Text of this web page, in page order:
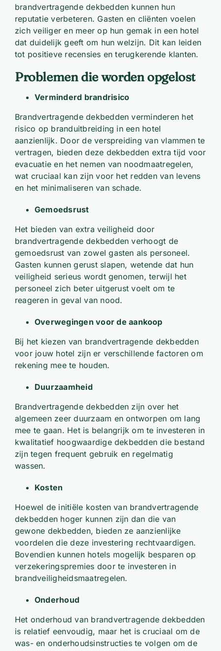
brandvertragende dekbedden kunnen hun
reputatie verbeteren. Gasten en cliënten voelen
zich veiliger en meer op hun gemak in een hotel
dat duidelijk geeft om hun welzijn. Dit kan leiden
tot positieve recensies en terugkerende klanten.
Problemen die worden opgelost
Verminderd brandrisico
Brandvertragende dekbedden verminderen het
risico op branduitbreiding in een hotel
aanzienlijk. Door de verspreiding van vlammen te
vertragen, bieden deze dekbedden extra tijd voor
evacuatie en het nemen van noodmaatregelen,
wat cruciaal kan zijn voor het redden van levens
en het minimaliseren van schade.
Gemoedsrust
Het bieden van extra veiligheid door
brandvertragende dekbedden verhoogt de
gemoedsrust van zowel gasten als personeel.
Gasten kunnen gerust slapen, wetende dat hun
veiligheid serieus wordt genomen, terwijl het
personeel zich beter uitgerust voelt om te
reageren in geval van nood.
Overwegingen voor de aankoop
Bij het kiezen van brandvertragende dekbedden
voor jouw hotel zijn er verschillende factoren om
rekening mee te houden.
Duurzaamheid
Brandvertragende dekbedden zijn over het
algemeen zeer duurzaam en ontworpen om lang
mee te gaan. Het is belangrijk om te investeren in
kwalitatief hoogwaardige dekbedden die bestand
zijn tegen frequent gebruik en regelmatig
wassen.
Kosten
Hoewel de initiële kosten van brandvertragende
dekbedden hoger kunnen zijn dan die van
gewone dekbedden, bieden ze aanzienlijke
voordelen die deze investering rechtvaardigen.
Bovendien kunnen hotels mogelijk besparen op
verzekeringspremies door te investeren in
brandveiligheidsmaatregelen.
Onderhoud
Het onderhoud van brandvertragende dekbedden
is relatief eenvoudig, maar het is cruciaal om de
was- en onderhoudsinstructies te volgen om de